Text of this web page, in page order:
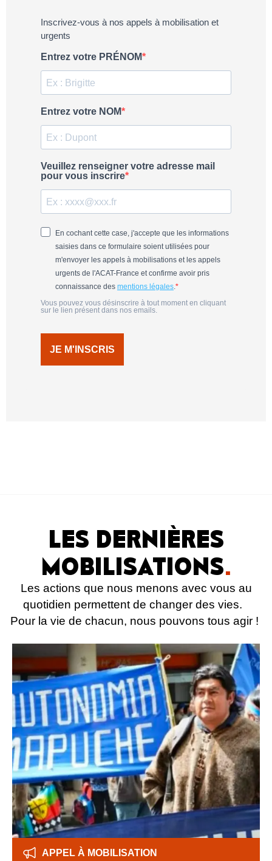
Inscrivez-vous à nos appels à mobilisation et
urgents
Entrez votre PRÉNOM
Entrez votre NOM
Veuillez renseigner votre adresse mail
pour vous inscrire
En cochant cette case, j'accepte que les informations
saisies dans ce formulaire soient utilisées pour
m'envoyer les appels à mobilisations et les appels
urgents de l'ACAT-France et confirme avoir pris
connaissance des mentions légales.
Vous pouvez vous désinscrire à tout moment en cliquant
sur le lien présent dans nos emails.
JE M'INSCRIS
LES DERNIÈRES
MOBILISATIONS.
Les actions que nous menons avec vous au
quotidien permettent de changer des vies.
Pour la vie de chacun, nous pouvons tous agir !
APPEL À MOBILISATION